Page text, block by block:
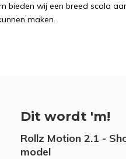
bieden wij een breed scala
maken.
Dit wordt 'm!
Rollz Motion 2.1 -
model